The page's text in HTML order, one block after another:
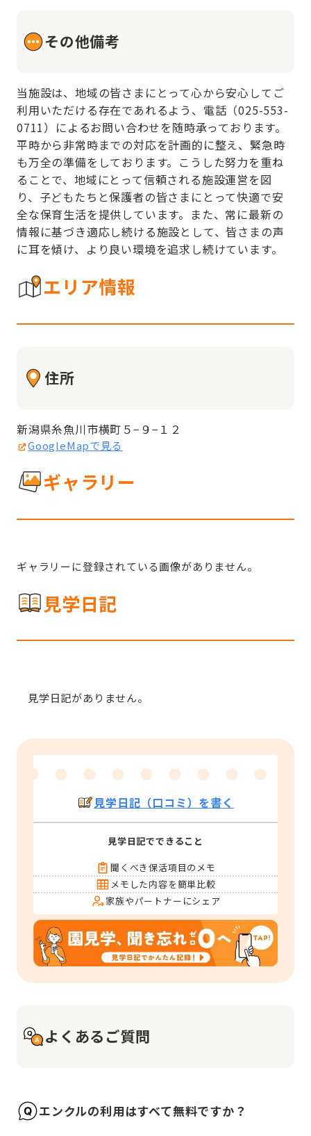
その他備考
当施設は、地域の皆さまにとって心から安心してご
利用いただける存在であれるよう、電話（025-553-
0711）によるお問い合わせを随時承っております。
平時から非常時までの対応を計画的に整え、緊急時
も万全の準備をしております。こうした努力を重ね
ることで、地域にとって信頼される施設運営を図
り、子どもたちと保護者の皆さまにとって快適で安
全な保育生活を提供しています。また、常に最新の
情報に基づき適応し続ける施設として、皆さまの声
に耳を傾け、より良い環境を追求し続けています。
エリア情報
住所
新潟県糸魚川市横町５−９−１２
GoogleMapで見る
ギャラリー
ギャラリーに登録されている画像がありません。
見学日記
見学日記がありません。
見学日記（口コミ）を書く
見学日記でできること
聞くべき保活項目のメモ
メモした内容を簡単比較
家族やパートナーにシェア
よくあるご質問
エンクルの利用はすべて無料ですか？